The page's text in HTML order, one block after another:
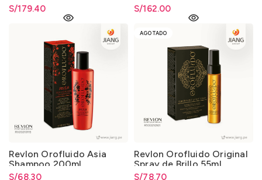
S/179.40 S/162.00
Revlon Orofluido Asia
Shampoo 200ml.
S/68.30
AGOTADO
Revlon Orofluido Original
Spray de Brillo 55ml.
S/78.70